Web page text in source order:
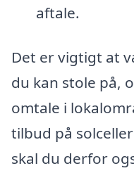
aftale.
Det er vigtigt at
du kan stole på,
omtale i
tilbud på
skal du derfor